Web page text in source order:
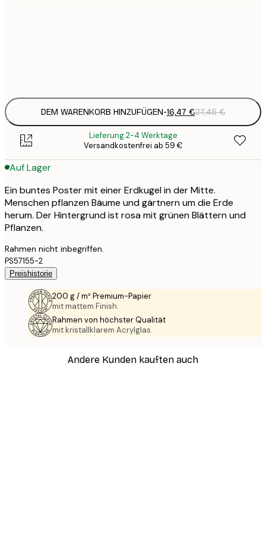
DEM WARENKORB HINZUFÜGEN-16,47 €27,45 €
Lieferung 2-4 Werktage
Versandkostenfrei ab 59 €
Auf Lager
Ein buntes Poster mit einer Erdkugel in der Mitte.
Menschen pflanzen Bäume und gärtnern um die Erde
herum. Der Hintergrund ist rosa mit grünen Blättern und
Pflanzen.
Rahmen nicht inbegriffen.
PS57155-2
Preishistorie
200 g / m² Premium-Papier
mit mattem Finish.
Rahmen von höchster Qualität
mit kristallklarem Acrylglas.
Andere Kunden kauften auch